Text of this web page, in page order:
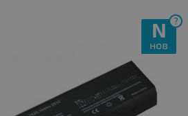
?
N
нов